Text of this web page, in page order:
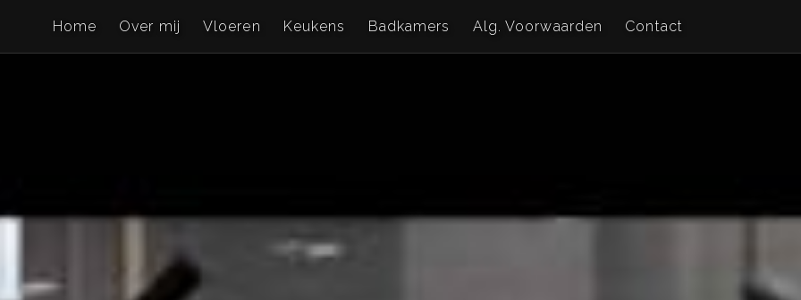
Home Over mij Vloeren Keukens Badkamers Alg. Voorwaarden Contact